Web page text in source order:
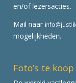
en/of lezersacties.
Mail naar
mogelijkheden.
Foto’s te koop